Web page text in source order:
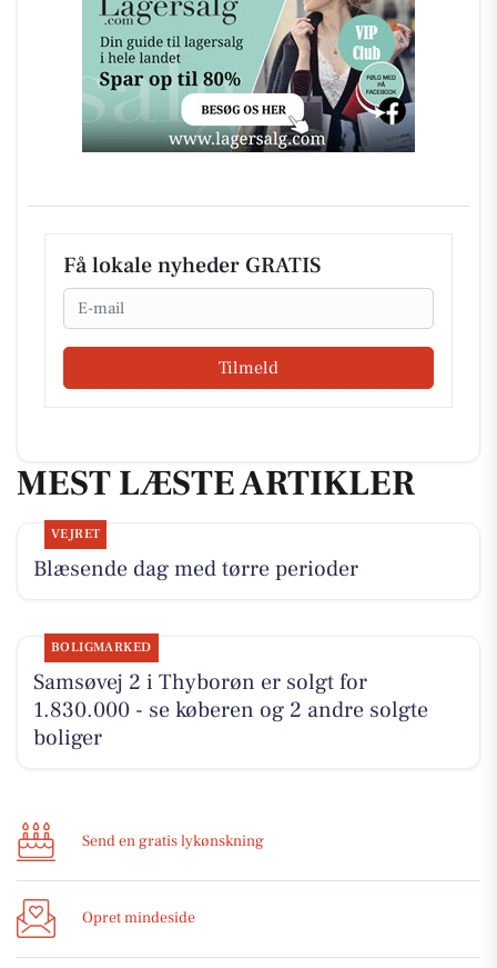
Få lokale nyheder GRATIS
Email
Tilmeld
MEST LÆSTE ARTIKLER
VEJRET
Blæsende dag med tørre perioder
BOLIGMARKED
Samsøvej 2 i Thyborøn er solgt for
1.830.000 - se køberen og 2 andre solgte
boliger
Send en gratis lykønskning
Opret mindeside